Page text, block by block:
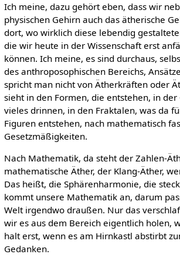
Ich meine, dazu gehört eben, dass wir
physischen Gehirn auch das ätherische
dort, wo wirklich diese lebendig
die wir heute in der Wissenschaft erst
können. Ich meine, es sind durchaus,
des anthroposophischen Bereichs,
spricht man nicht von Ätherkräften oder
sieht in den Formen, die entstehen, in der
vieles drinnen, in den Fraktalen, was da
Figuren entstehen, nach mathematisch
Gesetzmäßigkeiten.
Nach Mathematik, da steht der Zahlen-
mathematische Äther, der Klang-Äther,
Das heißt, die Sphärenharmonie, die
kommt unsere Mathematik an, darum
Welt irgendwo draußen. Nur das
wir es aus dem Bereich eigentlich holen,
halt erst, wenn es am Hirnkastl abstirbt
Gedanken.